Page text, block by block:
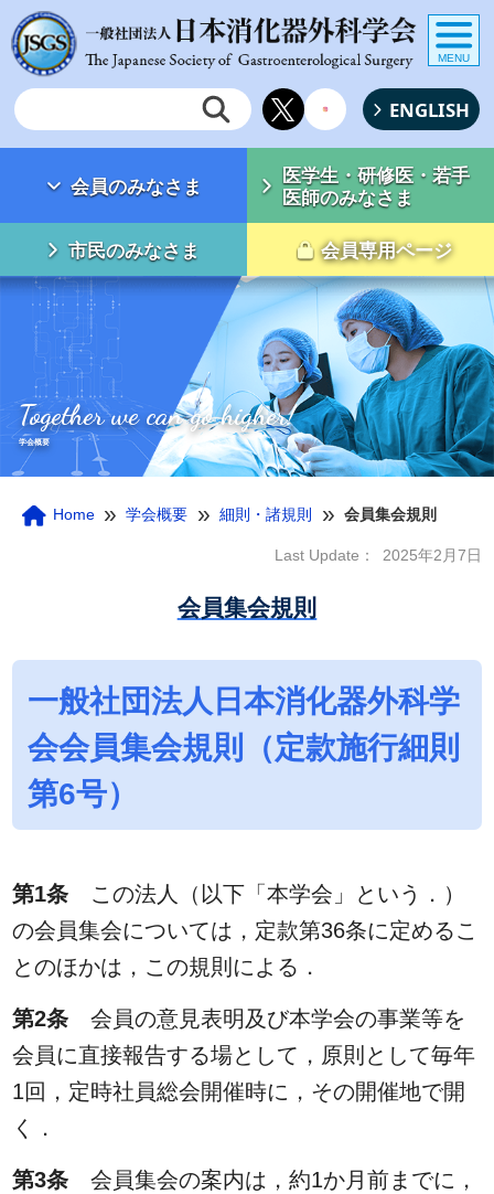
ENGLISH
会員のみなさま
医学生・研修医・若手
医師のみなさま
市民のみなさま 会員専用ページ
MENU
学会概要
Together we can go higher!
Home » 学会概要 » 細則・諸規則 » 会員集会規則
Last Update： 2025年2月7日
会員集会規則
一般社団法人日本消化器外科学
会会員集会規則（定款施行細則
第6号）
第1条 この法人（以下「本学会」という．）
の会員集会については，定款第36条に定めるこ
とのほかは，この規則による．
第2条 会員の意見表明及び本学会の事業等を
会員に直接報告する場として，原則として毎年
1回，定時社員総会開催時に，その開催地で開
く．
第3条 会員集会の案内は，約1か月前までに，